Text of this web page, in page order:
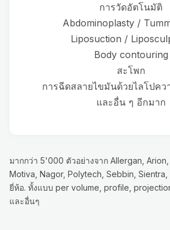
การวัดอัตโนมัติ
Abdominoplasty /
Liposuction /
Body contouring
สะโพก
การฉีดสลายไขมันด้วยไลโปคว
และอื่น ๆ อีกมาก
มากกว่า 5'000 ตัวอย่างจาก Allergan,
Motiva, Nagor, Polytech, Sebbin,
ยี่ห้อ. ทั้งแบบ per volume, profile,
และอื่นๆ